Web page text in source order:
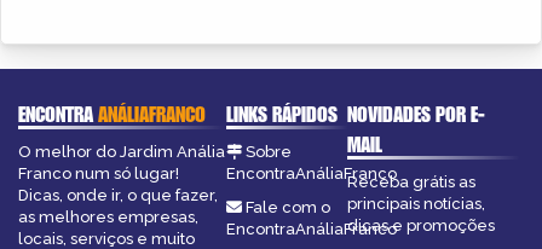
ENCONTRAANÁLIAFRANCO
O melhor do Jardim Anália
Franco num só lugar!
Dicas, onde ir, o que fazer,
as melhores empresas,
locais, serviços e muito
LINKS RÁPIDOS
Sobre
EncontraAnáliaFranco
Fale com o
EncontraAnáliaFranco
NOVIDADES POR E-
MAIL
Receba grátis as
principais notícias,
dicas e promoções